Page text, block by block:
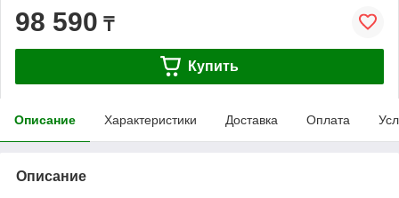
98 590 ₸
Купить
Описание Характеристики Доставка Оплата
Описание